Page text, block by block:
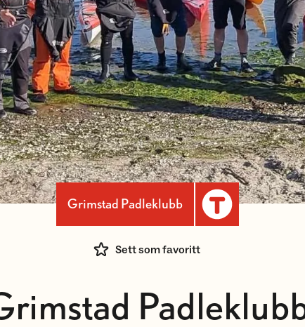
Grimstad Padleklubb
Sett som favoritt